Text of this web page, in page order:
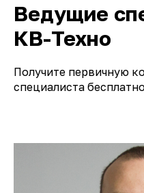
Ведущие
КВ-Техно
Получите первичную
специалиста